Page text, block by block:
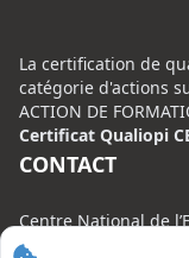
La certification de
catégorie d'actions
ACTION DE
Certificat Qualiopi
CONTACT
Centre National de
20 rue Henri